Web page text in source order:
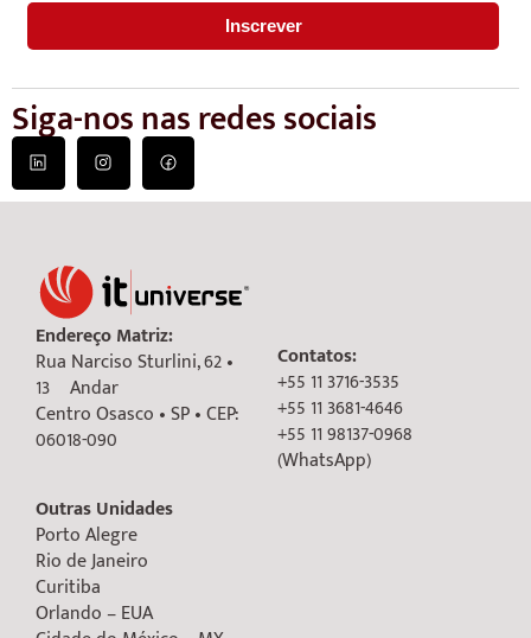
Siga-nos nas redes sociais
Endereço Matriz:
Rua Narciso Sturlini, 62 •
13º Andar
Centro Osasco • SP • CEP:
06018-090
Outras Unidades
Porto Alegre
Rio de Janeiro
Curitiba
Orlando – EUA
Contatos:
+55 11 3716-3535
+55 11 3681-4646
+55 11 98137-0968
(WhatsApp)